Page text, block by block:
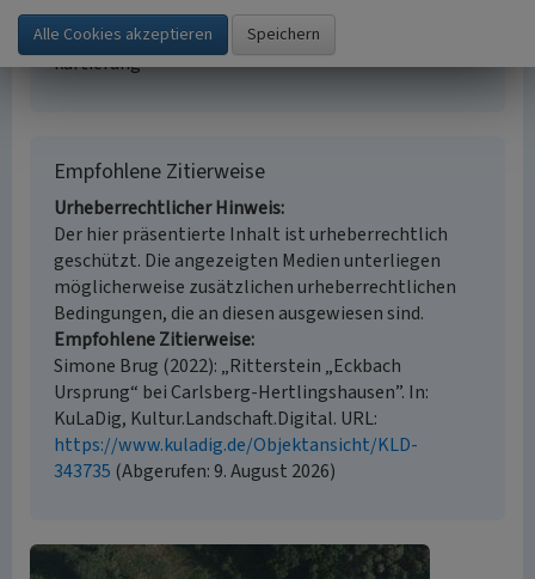
Erfassungsmethode
Literaturauswertung, Geländebegehung/-
kartierung
Empfohlene Zitierweise
Urheberrechtlicher Hinweis
Der hier präsentierte Inhalt ist urheberrechtlich
geschützt. Die angezeigten Medien unterliegen
möglicherweise zusätzlichen urheberrechtlichen
Bedingungen, die an diesen ausgewiesen sind.
Empfohlene Zitierweise
Simone Brug (2022): „Ritterstein „Eckbach
Ursprung“ bei Carlsberg-Hertlingshausen”. In:
KuLaDig, Kultur.Landschaft.Digital. URL:
https://www.kuladig.de/Objektansicht/KLD-
343735 (Abgerufen: 9. August 2026)